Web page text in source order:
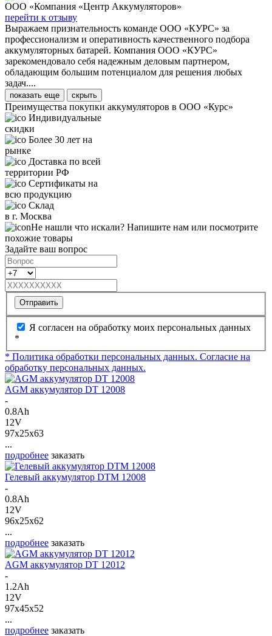
ООО «Компания «Центр Аккумуляторов»
перейти к отзыву
Выражаем признательность команде ООО «КУРС» за
профессионализм и оперативность качественного подбора
аккумуляторных батарей. Компания ООО «КУРС»
зарекомендовало себя надежным деловым партнером,
обладающим большим потенциалом для решения любых
задач....
показать еще скрыть
Преимущества покупки аккумуляторов в ООО «Курс»
Индивидуальные
скидки
Более 30 лет на
рынке
Доставка по всей
территории РФ
Сертификаты на
всю продукцию
Склад
в г. Москва
Не нашли что искали? Напишите нам или посмотрите
похожие товары
Задайте ваш вопрос
Отправить
Я согласен на обработку моих персональных данных
*
* Политика обработки персональных данных. Согласие на
обработку персональных данных.
AGM аккумулятор DT 12008
-
0.8Ah
12V
97x25x63
...
подробнее заказать
Гелевый аккумулятор DTM 12008
-
0.8Ah
12V
96x25x62
...
подробнее заказать
AGM аккумулятор DT 12012
-
1.2Ah
12V
97x45x52
...
подробнее заказать